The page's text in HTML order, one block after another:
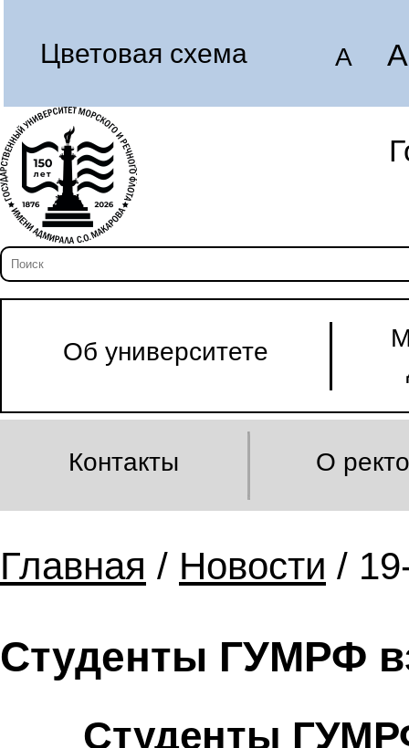
Цветовая схема A A
Об университете
Контакты О
Главная / Новости /
Студенты ГУМРФ
Студенты